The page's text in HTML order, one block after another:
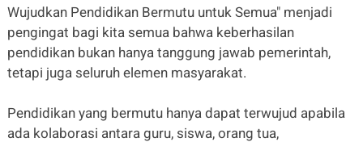
Wujudkan Pendidikan Bermutu untuk Semua" menjadi
pengingat bagi kita semua bahwa keberhasilan
pendidikan bukan hanya tanggung jawab pemerintah,
tetapi juga seluruh elemen masyarakat.
Pendidikan yang bermutu hanya dapat terwujud apabila
ada kolaborasi antara guru, siswa, orang tua,